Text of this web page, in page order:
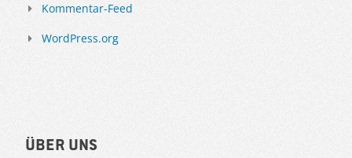
Kommentar-Feed
WordPress.org
Über uns